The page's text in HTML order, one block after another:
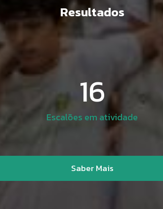
Resultados
16
Escalões em atividade
Saber Mais